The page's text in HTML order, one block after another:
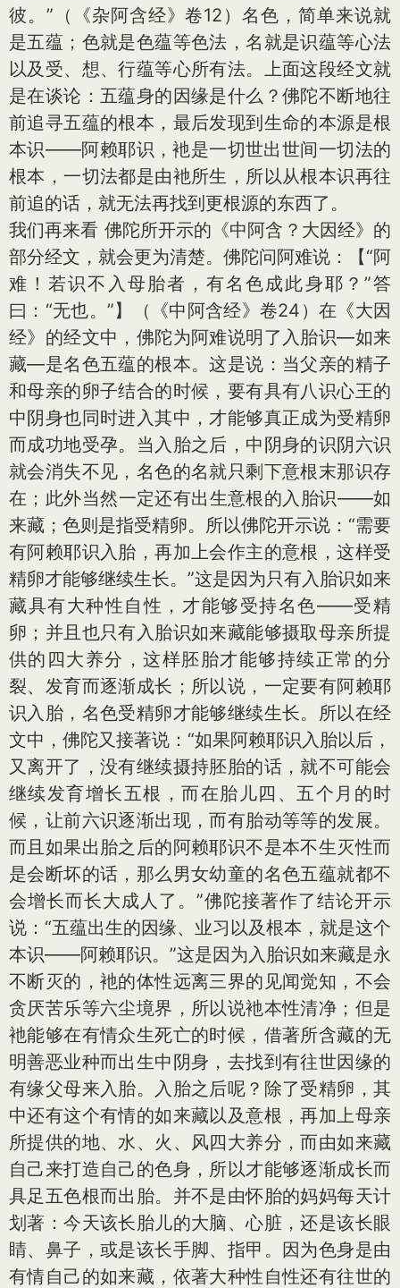
彼。”（《杂阿含经》卷12）名色，简单来说就
是五蕴；色就是色蕴等色法，名就是识蕴等心法
以及受、想、行蕴等心所有法。上面这段经文就
是在谈论：五蕴身的因缘是什么？佛陀不断地往
前追寻五蕴的根本，最后发现到生命的本源是根
本识——阿赖耶识，衪是一切世出世间一切法的
根本，一切法都是由衪所生，所以从根本识再往
前追的话，就无法再找到更根源的东西了。
我们再来看 佛陀所开示的《中阿含？大因经》的
部分经文，就会更为清楚。佛陀问阿难说：【“阿
难！若识不入母胎者，有名色成此身耶？”答
曰：“无也。”】（《中阿含经》卷24）在《大因
经》的经文中，佛陀为阿难说明了入胎识—如来
藏—是名色五蕴的根本。这是说：当父亲的精子
和母亲的卵子结合的时候，要有具有八识心王的
中阴身也同时进入其中，才能够真正成为受精卵
而成功地受孕。当入胎之后，中阴身的识阴六识
就会消失不见，名色的名就只剩下意根末那识存
在；此外当然一定还有出生意根的入胎识——如
来藏；色则是指受精卵。所以佛陀开示说：“需要
有阿赖耶识入胎，再加上会作主的意根，这样受
精卵才能够继续生长。”这是因为只有入胎识如来
藏具有大种性自性，才能够受持名色——受精
卵；并且也只有入胎识如来藏能够摄取母亲所提
供的四大养分，这样胚胎才能够持续正常的分
裂、发育而逐渐成长；所以说，一定要有阿赖耶
识入胎，名色受精卵才能够继续生长。所以在经
文中，佛陀又接著说：“如果阿赖耶识入胎以后，
又离开了，没有继续摄持胚胎的话，就不可能会
继续发育增长五根，而在胎儿四、五个月的时
候，让前六识逐渐出现，而有胎动等等的发展。
而且如果出胎之后的阿赖耶识不是本不生灭性而
是会断坏的话，那么男女幼童的名色五蕴就都不
会增长而长大成人了。”佛陀接著作了结论开示
说：“五蕴出生的因缘、业习以及根本，就是这个
本识——阿赖耶识。”这是因为入胎识如来藏是永
不断灭的，衪的体性远离三界的见闻觉知，不会
贪厌苦乐等六尘境界，所以说衪本性清净；但是
衪能够在有情众生死亡的时候，借著所含藏的无
明善恶业种而出生中阴身，去找到有往世因缘的
有缘父母来入胎。入胎之后呢？除了受精卵，其
中还有这个有情的如来藏以及意根，再加上母亲
所提供的地、水、火、风四大养分，而由如来藏
自己来打造自己的色身，所以才能够逐渐成长而
具足五色根而出胎。并不是由怀胎的妈妈每天计
划著：今天该长胎儿的大脑、心脏，还是该长眼
睛、鼻子，或是该长手脚、指甲。因为色身是由
有情自己的如来藏，依著大种性自性还有往世的